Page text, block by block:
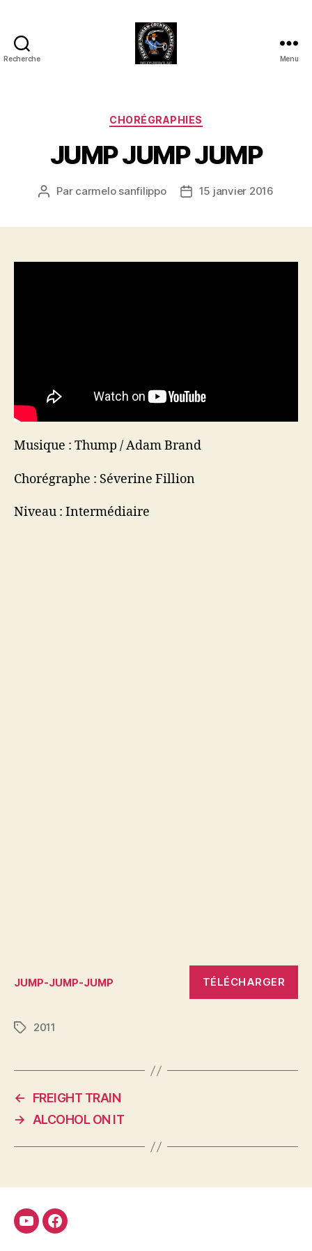
Recherche
de
Billy-
Berclau
(62)
Menu
Catégories
CHORÉGRAPHIES
JUMP JUMP JUMP
Auteur
Par carmelo sanfilippo
Date15 janvier 2016
Musique : Thump / Adam Brand
Chorégraphe : Séverine Fillion
Niveau : Intermédiaire
JUMP-JUMP-JUMP TÉLÉCHARGER
Étiquettes
2011
←
FREIGHT TRAIN
→ ALCOHOL ON IT
YoutubeFacebook